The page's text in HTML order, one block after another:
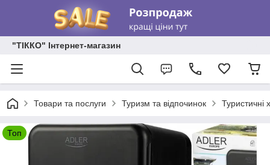
"ТІККО" Інтернет-магазин
Товари та послуги Туризм та відпочинок Туристичні
Топ